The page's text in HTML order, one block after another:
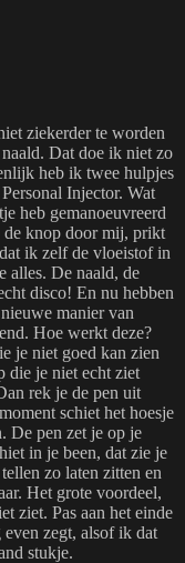
ziekerder te worden
Dat doe ik niet zo
heb ik twee hulpjes
Injector. Wat
heb gemanoeuvreerd
de knop door mij, prikt
ik zelf de vloeistof in
alles. De naald, de
disco! En nu hebben
manier van
Hoe werkt deze?
je niet goed kan zien
die je niet echt ziet
rek je de pen uit
schiet het hoesje
De pen zet je op je
in je been, dat zie je
zo laten zitten en
Het grote voordeel,
ziet. Pas aan het einde
zegt, alsof ik dat
stukje.